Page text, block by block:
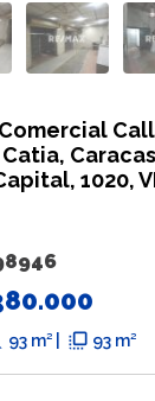
1020,
93 m² | flip_to_front 93 m²